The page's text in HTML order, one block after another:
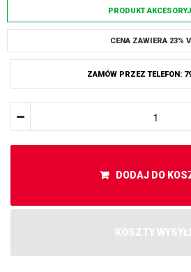
PRODUKT
CENA ZAWIERA 23%
ZAMÓW PRZEZ TELEFON:
DODAJ DO
KOSZTY